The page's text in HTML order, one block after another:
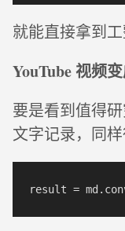
就能直接拿到工
YouTube 视频
要是看到值得
文字记录，同样